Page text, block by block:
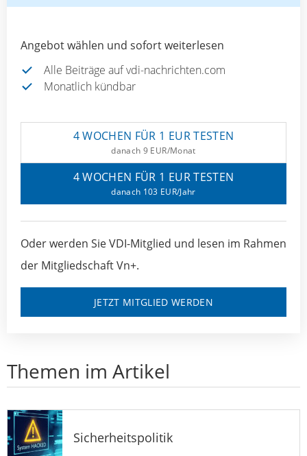
Angebot wählen und sofort weiterlesen
Alle Beiträge auf vdi-nachrichten.com
Monatlich kündbar
4 WOCHEN FÜR 1 EUR TESTEN
danach 9 EUR/Monat
4 WOCHEN FÜR 1 EUR TESTEN
danach 103 EUR/Jahr
Oder werden Sie VDI-Mitglied und lesen im Rahmen
der Mitgliedschaft Vn+.
JETZT MITGLIED WERDEN
Themen im Artikel
Sicherheitspolitik